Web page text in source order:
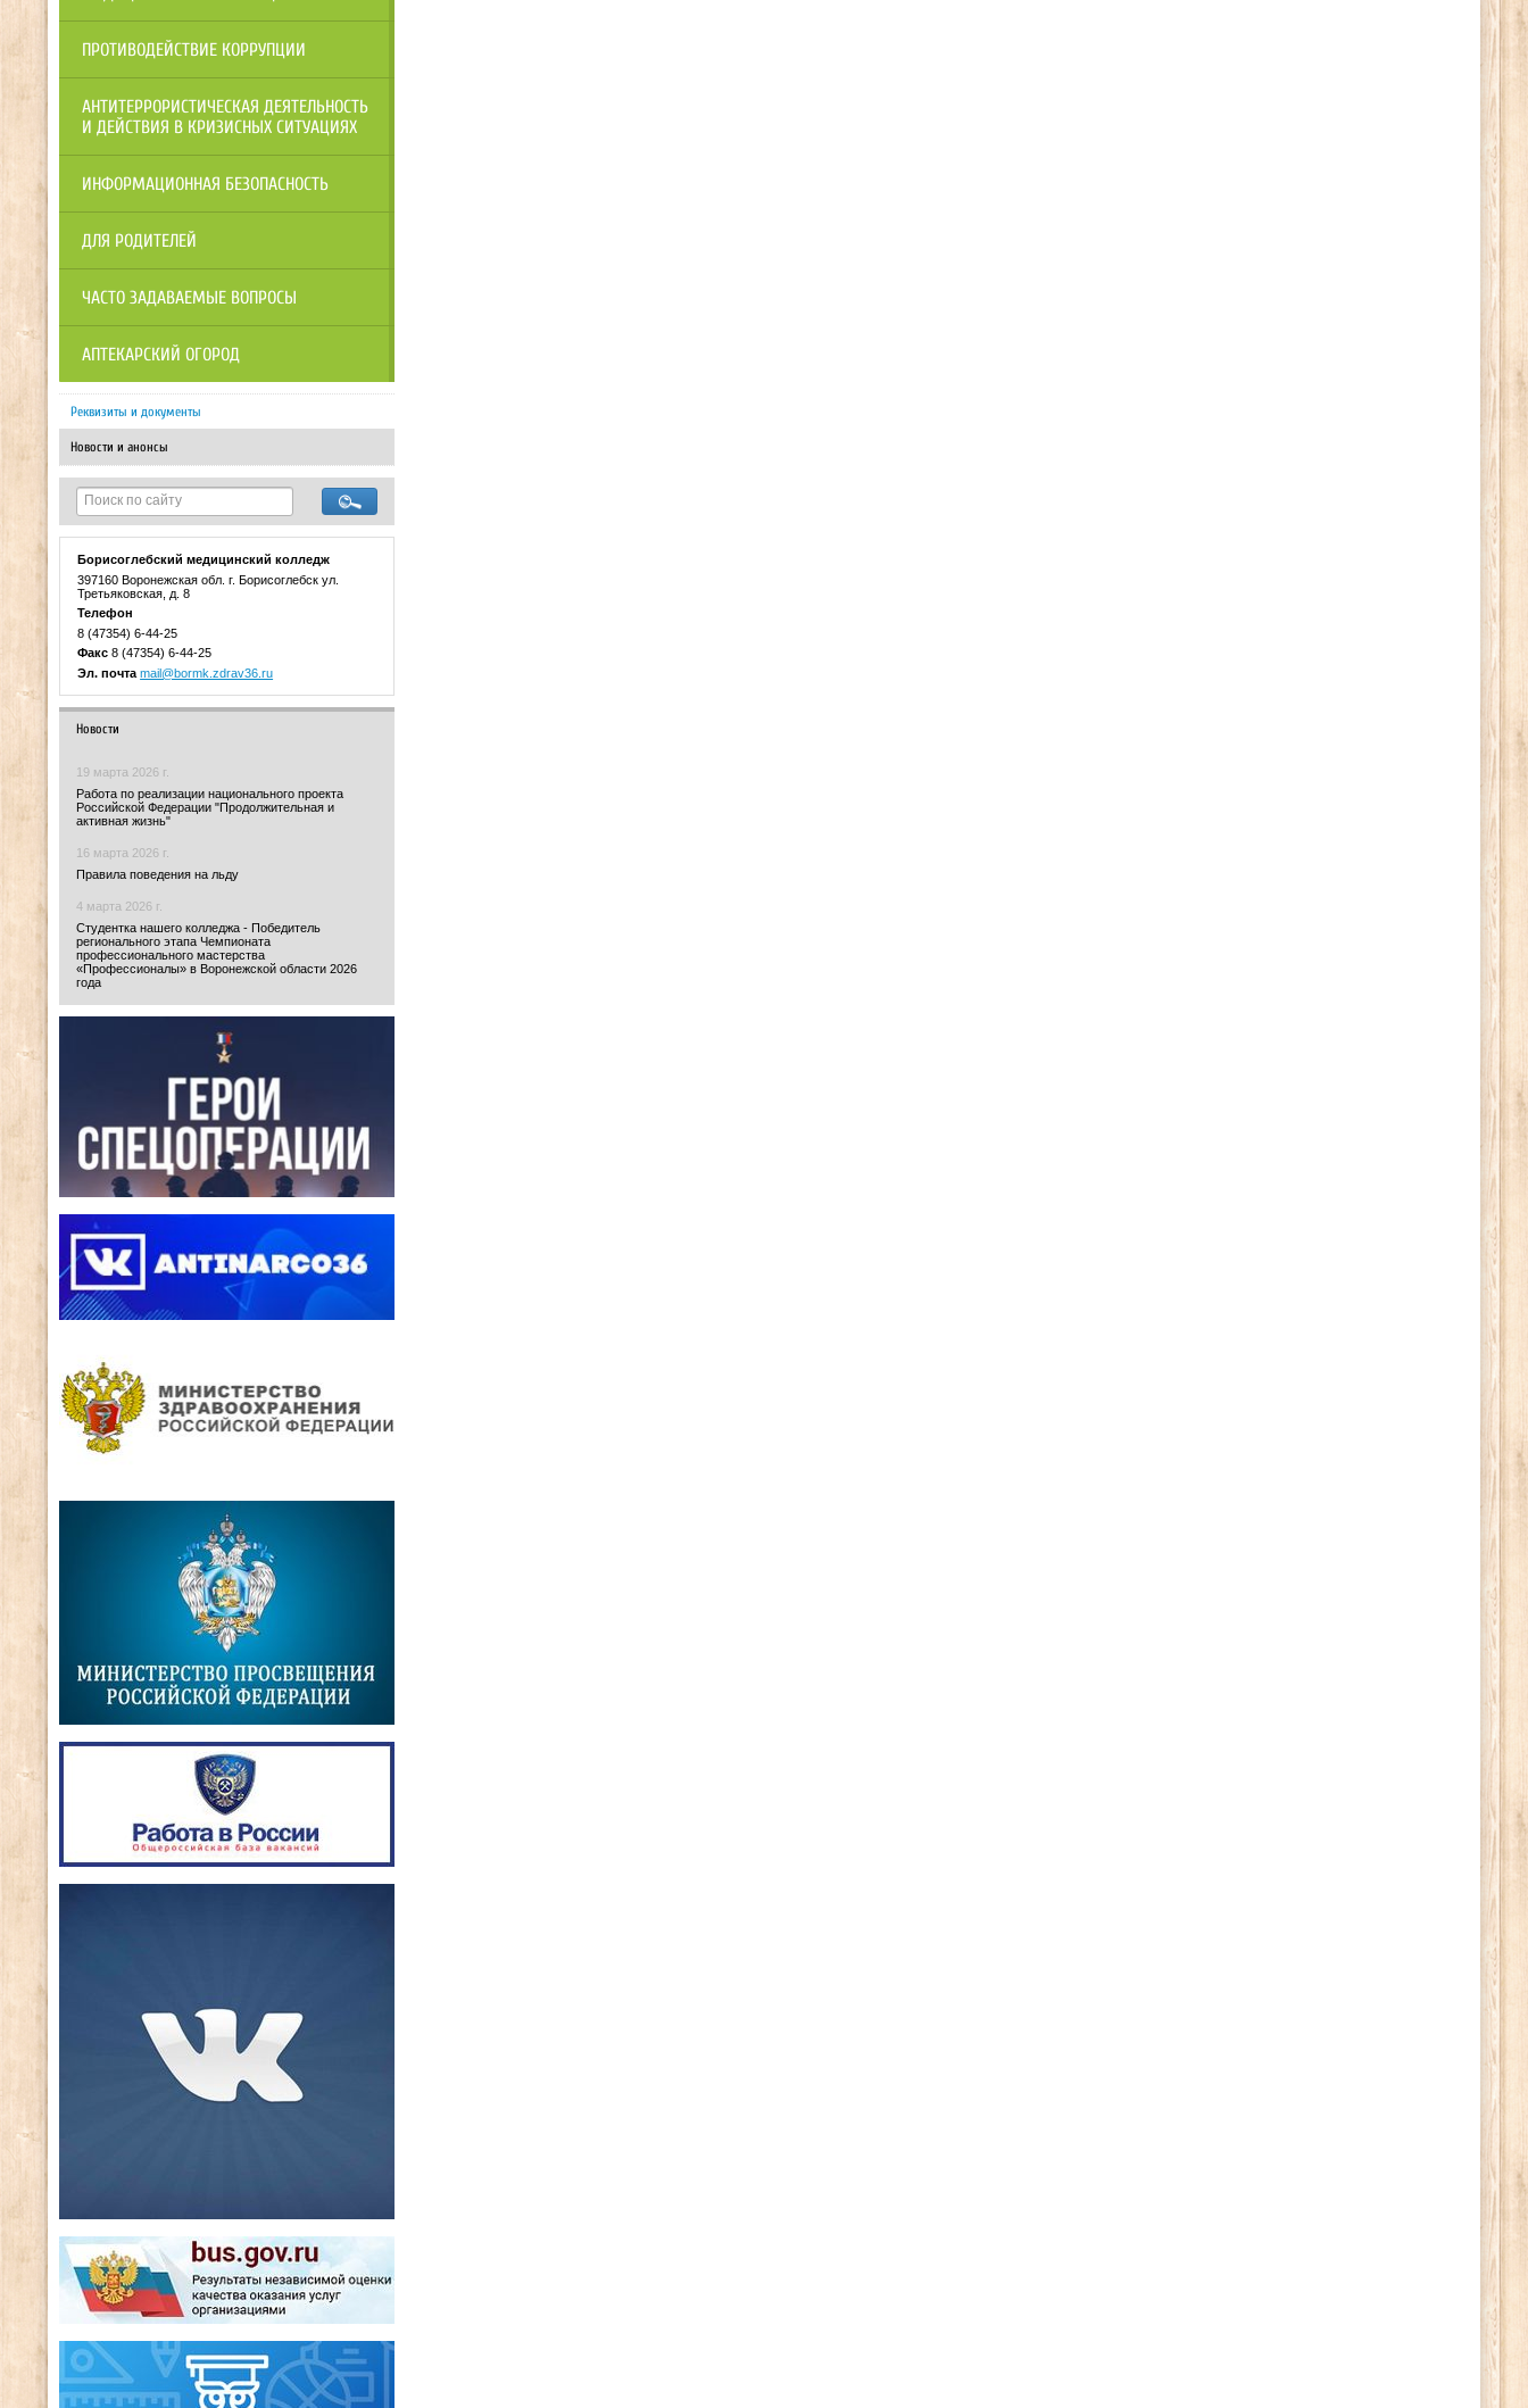
ПРОТИВОДЕЙСТВИЕ КОРРУПЦИИ
АНТИТЕРРОРИСТИЧЕСКАЯ ДЕЯТЕЛЬНОСТЬ
И ДЕЙСТВИЯ В КРИЗИСНЫХ СИТУАЦИЯХ
ИНФОРМАЦИОННАЯ БЕЗОПАСНОСТЬ
ДЛЯ РОДИТЕЛЕЙ
ЧАСТО ЗАДАВАЕМЫЕ ВОПРОСЫ
АПТЕКАРСКИЙ ОГОРОД
Реквизиты и документы
Новости и анонсы
Борисоглебский медицинский колледж
397160 Воронежская обл. г. Борисоглебск ул.
Третьяковская, д. 8
Телефон
8 (47354) 6-44-25
Факс 8 (47354) 6-44-25
Эл. почта mail@bormk.zdrav36.ru
Новости
19 марта 2026 г.
Работа по реализации национального проекта
Российской Федерации "Продолжительная и
активная жизнь"
16 марта 2026 г.
Правила поведения на льду
4 марта 2026 г.
Студентка нашего колледжа - Победитель
регионального этапа Чемпионата
профессионального мастерства
«Профессионалы» в Воронежской области 2026
года